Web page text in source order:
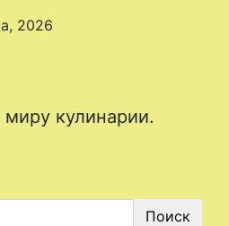
2026
кулинарии.
Поиск